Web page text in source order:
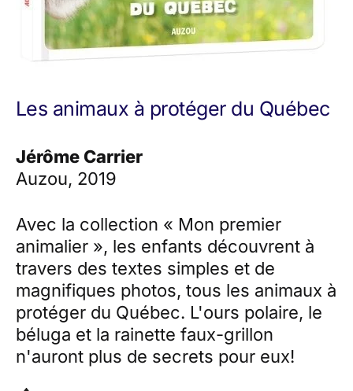
Les animaux à protéger du Québec
Jérôme Carrier
Auzou, 2019
Avec la collection « Mon premier
animalier », les enfants découvrent à
travers des textes simples et de
magnifiques photos, tous les animaux à
protéger du Québec. L'ours polaire, le
béluga et la rainette faux-grillon
n'auront plus de secrets pour eux!